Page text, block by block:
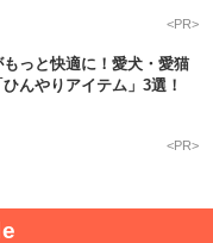
<PR>
っと快適に！愛犬・愛猫
んやりアイテム」3選！
<PR>